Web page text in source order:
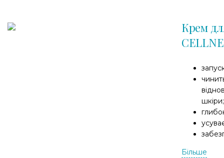
Крем
шкіри;
Більше